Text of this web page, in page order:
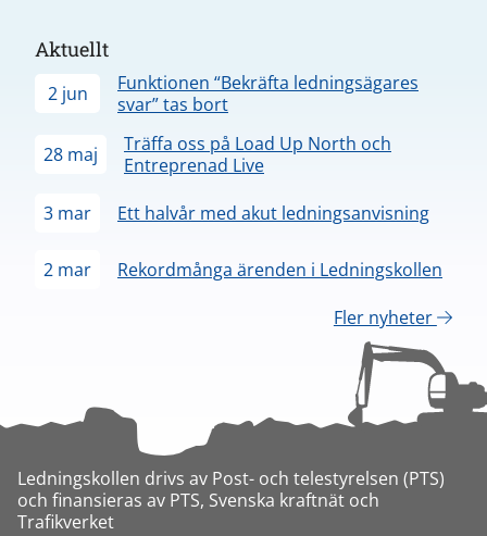
Aktuellt
2 jun
Funktionen “Bekräfta ledningsägares
svar” tas bort
28 maj
Träffa oss på Load Up North och
Entreprenad Live
3 mar
Ett halvår med akut ledningsanvisning
2 mar
Rekordmånga ärenden i Ledningskollen
Fler nyheter
Ledningskollen drivs av Post- och telestyrelsen (PTS)
och finansieras av PTS, Svenska kraftnät och
Trafikverket